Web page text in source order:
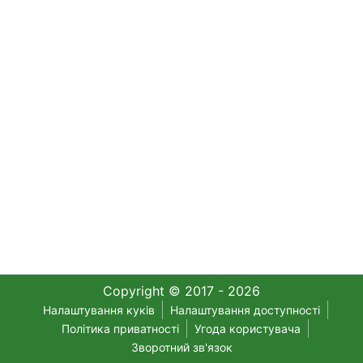
Copyright © 2017 - 2026
Налаштування куків
Налаштування доступності
Політика приватності
Угода користувача
Зворотний зв'язок